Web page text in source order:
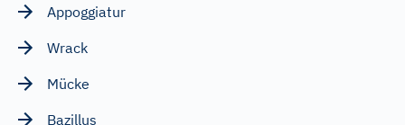
Appoggiatur
Wrack
Mücke
Bazillus